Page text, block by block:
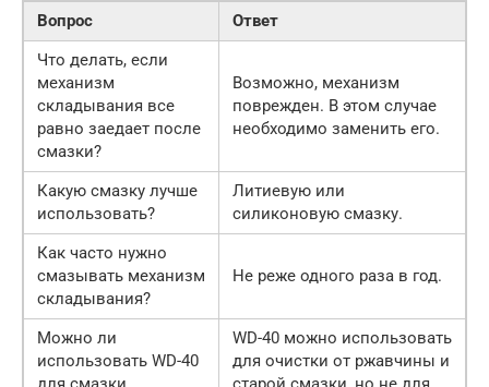
Вопрос
Ответ
Что делать, если
механизм
складывания все
равно заедает после
смазки?
Возможно, механизм
поврежден. В этом случае
необходимо заменить его.
Какую смазку лучше
использовать?
Литиевую или
силиконовую смазку.
Как часто нужно
смазывать механизм
складывания?
Не реже одного раза в год.
Можно ли
использовать WD-40
WD-40 можно использовать
для очистки от ржавчины и